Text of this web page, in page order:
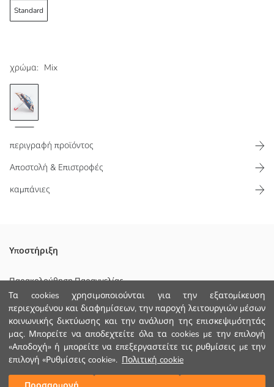
Τα cookies χρησιμοποιούνται για την εξατομίκευση
περιεχομένου και διαφημίσεων, την παροχή λειτουργιών μέσων
κοινωνικής δικτύωσης και την ανάλυση της επισκεψιμότητάς
μας. Μπορείτε να αποδεχτείτε όλα τα cookies με την επιλογή
«Αποδοχή» ή μπορείτε να επεξεργαστείτε τις ρυθμίσεις με την
επιλογή «Ρυθμίσεις cookie». Πολιτική cookie
χρώμα: Mix
Standard
περιγραφή προϊόντος
Αποστολή & Επιστροφές
καμπάνιες
Μπορεί να χρησιμοποιηθεί εύκολα χάρη στον αυτόματο μηχανισμό
ανοίγματός του Προσφέρει μακροχρόνια χρήση με την ανθεκτική
παρέχει ευκολία στη μεταφορά
Κυριο Υφασμα:
Χώρα προέλευσης:
Πωλητής:
Υπο-μάρκα:
Φύλο:
Μοτίβο:
Υποστήριξη
Παρακολούθηση Παραγγελίας
Φόρμα Επικοινωνίας
+30 2102201080
ΒΟΗΘΕΙΑ